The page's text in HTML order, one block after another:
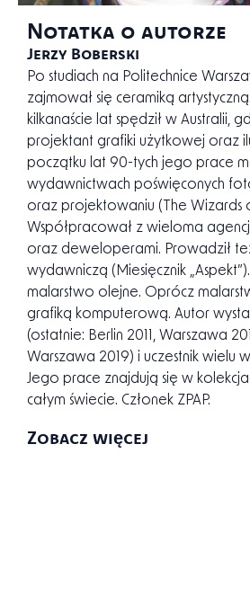
Notatka o autorze
Jerzy Boberski
Po studiach na Politechnice
zajmował się ceramiką
kilkanaście lat spędził w Australii,
projektant grafiki użytkowej oraz
początku lat 90-tych jego prace
wydawnictwach poświęconych
oraz projektowaniu (The Wizards
Współpracował z wieloma
oraz deweloperami. Prowadził
wydawniczą (Miesięcznik
malarstwo olejne. Oprócz
grafiką komputerową. Autor
Warszawa 2019) i uczestnik wielu